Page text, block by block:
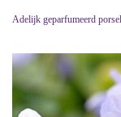
Adelijk geparfumeerd